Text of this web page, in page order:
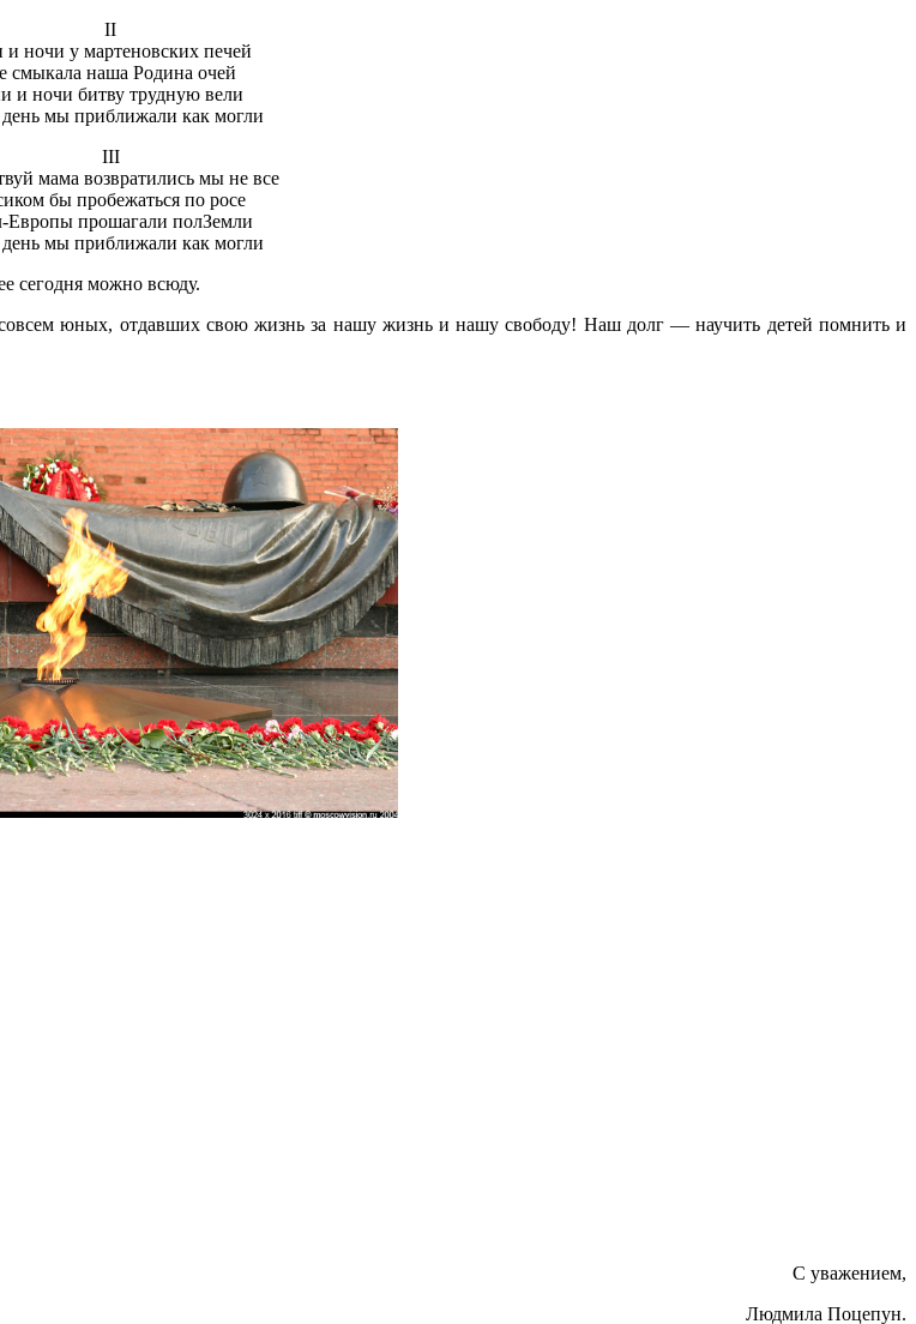
II
и ночи у мартеновских печей
смыкала наша Родина очей
и ночи битву трудную вели
мы приближали как могли
III
мама возвратились мы не все
бы пробежаться по росе
Европы прошагали полЗемли
мы приближали как могли
сегодня можно всюду.
юных, отдавших свою жизнь за нашу жизнь и нашу свободу! Наш долг — научить детей помнить и
С уважением,
Людмила Поцепун.